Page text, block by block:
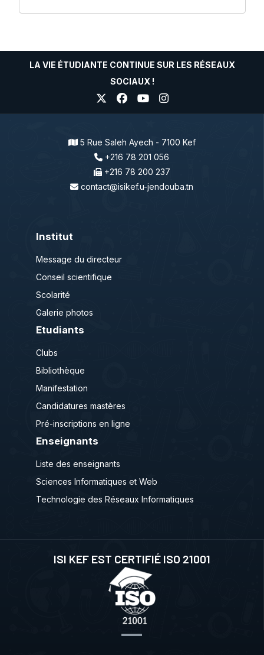
LA VIE ÉTUDIANTE CONTINUE SUR LES RÉSEAUX
SOCIAUX !
5 Rue Saleh Ayech - 7100 Kef
+216 78 201 056
+216 78 200 237
contact@isikef.u-jendouba.tn
Institut
Message du directeur
Conseil scientifique
Scolarité
Galerie photos
Etudiants
Clubs
Bibliothèque
Manifestation
Candidatures mastères
Pré-inscriptions en ligne
Enseignants
Liste des enseignants
Sciences Informatiques et Web
Technologie des Réseaux Informatiques
ISI KEF EST CERTIFIÉ ISO 21001